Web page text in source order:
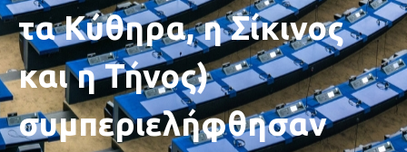
τα Κύθηρα, η Σίκινος
και η Τήνος)
συμπεριελήφθησαν